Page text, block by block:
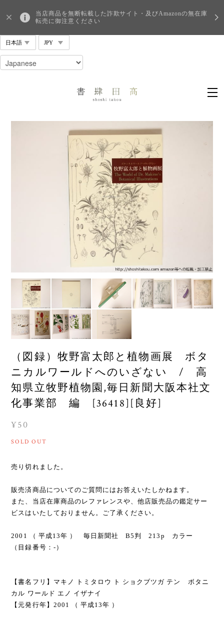
当店商品を無断転載した詐欺サイト・及びAmazonの無在庫
転売に御注意ください
（図録）牧野富太郎と植物画展 ボタ
ニカルワールドへのいざない / 高
知県立牧野植物園,毎日新聞大阪本社文
化事業部 編 [36418][良好]
¥50
SOLD OUT
売り切れました。
販売済商品についてのご質問にはお答えいたしかねます。
また、当店在庫商品のレファレンスや、他店販売品の鑑定サー
ビスはいたしておりません。ご了承ください。
2001 （ 平成13年 ） 毎日新聞社 B5判 213p カラー
（目録番号：-）
【書名フリ】マキノ トミタロウ ト ショクブツガ テン ボタニ
カル ワールド エノ イザナイ
【元発行年】2001 （ 平成13年 ）